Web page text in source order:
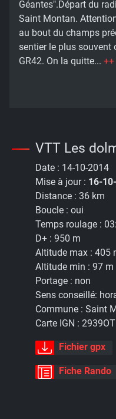
Géantes".Départ du
Saint Montan.
au bout du champs
sentier le plus souvent
GR42. On la quitte... ++
VTT Les
Date : 14-10-2014
Mise à jour : 16-
Distance : 36 km
Boucle : oui
Temps roulage :
D+ : 950 m
Altitude max : 405
Altitude min : 97 m
Portage : non
Sens conseillé:
Commune : Saint
Carte IGN : 2939OT
Fichier gpx
Fiche Rando